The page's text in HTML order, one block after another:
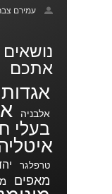
עמירם
נושאים
אתכם
אגדות
אלבניה
בעלי
טרפלגר
מאפים